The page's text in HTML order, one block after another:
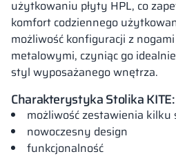
użytkowaniu płyty HPL, co
komfort codziennego
możliwość konfiguracji z
metalowymi, czyniąc go
styl wyposażanego wnętrza.
Charakterystyka Stolika KITE:
możliwość zestawienia kilku
nowoczesny design
funkcjonalność